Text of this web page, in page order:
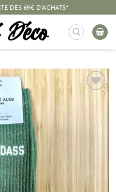
DÈS 69€ D'ACHATS*